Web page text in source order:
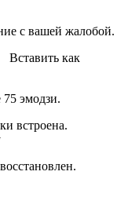
с вашей жалобой.
Вставить как
75 эмодзи.
встроена.